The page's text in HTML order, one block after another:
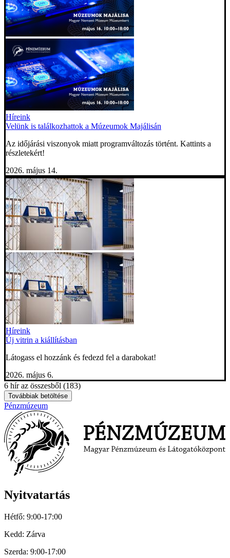
Híreink
Velünk is találkozhattok a Múzeumok Majálisán
Az időjárási viszonyok miatt programváltozás történt. Kattints a
részletekért!
2026. május 14.
Híreink
Új vitrin a kiállításban
Látogass el hozzánk és fedezd fel a darabokat!
2026. május 6.
6 hír az összesből (183)
Továbbiak betöltése
Pénzmúzeum
Nyitvatartás
Hétfő: 9:00-17:00
Kedd: Zárva
Szerda: 9:00-17:00